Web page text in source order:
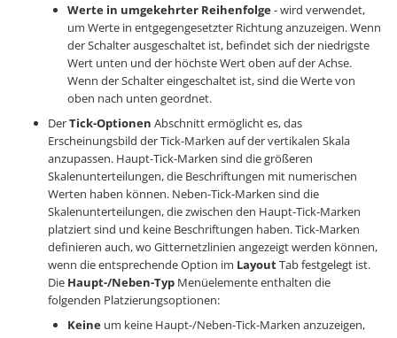
Werte in umgekehrter Reihenfolge- wird verwendet,
um Werte in entgegengesetzter Richtung anzuzeigen. Wenn
der Schalter ausgeschaltet ist, befindet sich der niedrigste
Wert unten und der höchste Wert oben auf der Achse.
Wenn der Schalter eingeschaltet ist, sind die Werte von
oben nach unten geordnet.
DerTick-Optionen Abschnitt ermöglicht es, das
Erscheinungsbild der Tick-Marken auf der vertikalen Skala
anzupassen. Haupt-Tick-Marken sind die größeren
Skalenunterteilungen, die Beschriftungen mit numerischen
Werten haben können. Neben-Tick-Marken sind die
Skalenunterteilungen, die zwischen den Haupt-Tick-Marken
platziert sind und keine Beschriftungen haben. Tick-Marken
definieren auch, wo Gitternetzlinien angezeigt werden können,
wenn die entsprechende Option im LayoutTab festgelegt ist.
Die Haupt-/Neben-Typ Menüelemente enthalten die
folgenden Platzierungsoptionen:
Keine um keine Haupt-/Neben-Tick-Marken anzuzeigen,